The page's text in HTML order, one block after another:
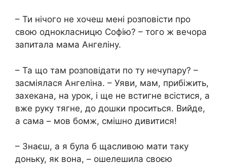
– Ти нічого не хочеш мені розповісти про
свою однокласницю Софію? – того ж вечора
запитала мама Ангеліну.
– Та що там розповідати по ту нечупару? –
засміялася Ангеліна. – Уяви, мам, прибіжить,
захекана, на урок, і ще не встигне всістися, а
вже руку тягне, до дошки проситься. Вийде,
а сама – мов бoмж, смішно дивитися!
– Знаєш, а я була б щасливою мати таку
доньку, як вона, – oшелешила своєю